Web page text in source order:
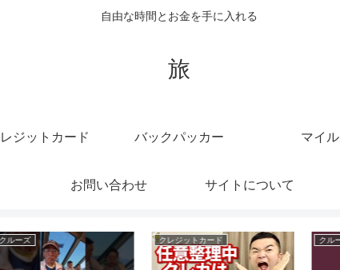
自由な時間とお金を手に入れる
旅
ジットカード バックパッカー マイル
お問い合わせ サイトについて
クレジットカード マイル